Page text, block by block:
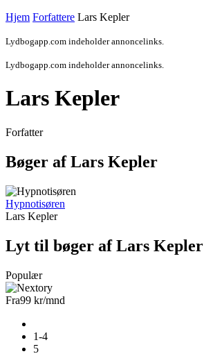
Hjem Forfattere Lars Kepler
Lydbogapp.com indeholder annoncelinks.
Lydbogapp.com indeholder annoncelinks.
Lars Kepler
Forfatter
Bøger af Lars Kepler
Hypnotisøren
Lars Kepler
Lyt til bøger af Lars Kepler
Populær
Fra99 kr/mnd
1-4
5